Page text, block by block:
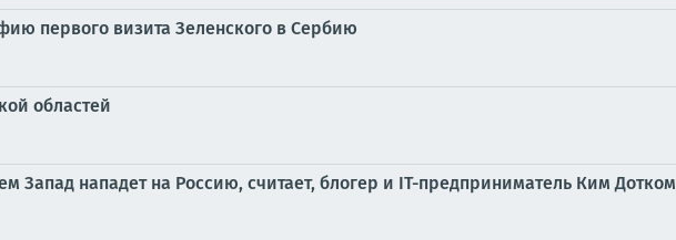
первого визита Зеленского в Сербию
областей
Запад нападет на Россию, считает, блогер и IT-предприниматель Ким Дотком